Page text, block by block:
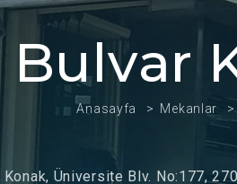
Bulvar
Anasayfa Mekanlar
Konak, Üniversite Blv. No:177,